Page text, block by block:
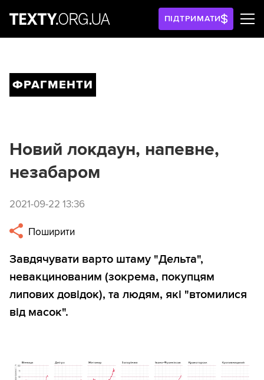
ПІДТРИМАТИ
ФРАГМЕНТИ
Новий локдаун, напевне,
незабаром
2021-09-22 13:36
Поширити
Завдячувати варто штаму "Дельта",
невакцинованим (зокрема, покупцям
липових довідок), та людям, які "втомилися
від масок".